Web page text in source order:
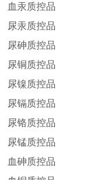
血汞质控品
尿汞质控品
尿砷质控品
尿铜质控品
尿镍质控品
尿镉质控品
尿铬质控品
尿锰质控品
血砷质控品